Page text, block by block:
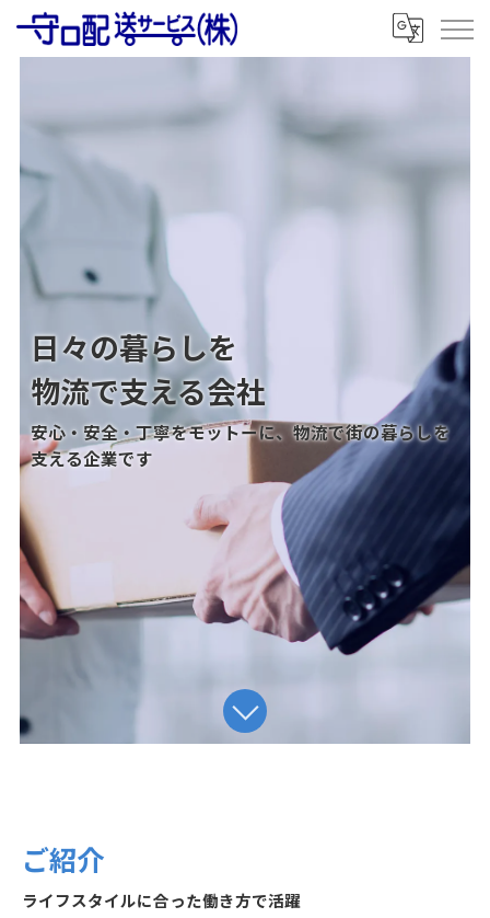
日々の暮らしを
物流で支える会社
安心・安全・丁寧をモットーに、物流で街の暮らしを
支える企業です
ご紹介
ライフスタイルに合った働き方で活躍